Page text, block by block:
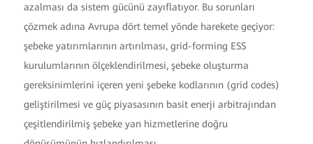
azalması da sistem gücünü zayıflatıyor. Bu sorunları
çözmek adına Avrupa dört temel yönde harekete geçiyor:
şebeke yatırımlarının artırılması, grid-forming ESS
kurulumlarının ölçeklendirilmesi, şebeke oluşturma
gereksinimlerini içeren yeni şebeke kodlarının (grid codes)
geliştirilmesi ve güç piyasasının basit enerji arbitrajından
çeşitlendirilmiş şebeke yan hizmetlerine doğru